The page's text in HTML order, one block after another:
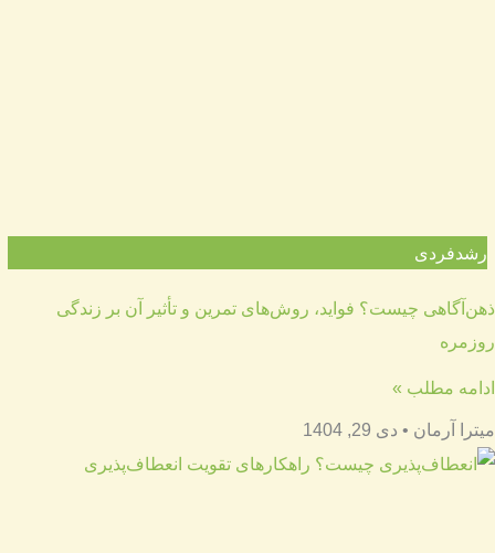
رشدفردی
ذهن‌آگاهی چیست؟ فواید، روش‌های تمرین و تأثیر آن بر زندگی
روزمره
ادامه مطلب »
میترا آرمان دی 29, 1404